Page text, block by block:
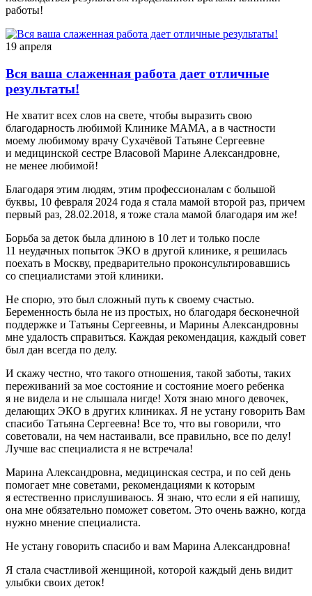
работы!
19 апреля
Вся ваша слаженная работа дает отличные
результаты!
Не хватит всех слов на свете, чтобы выразить свою
благодарность любимой Клинике МАМА, а в частности
моему любимому врачу Сухачёвой Татьяне Сергеевне
и медицинской сестре Власовой Марине Александровне,
не менее любимой!
Благодаря этим людям, этим профессионалам с большой
буквы, 10 февраля 2024 года я стала мамой второй раз, причем
первый раз, 28.02.2018, я тоже стала мамой благодаря им же!
Борьба за деток была длиною в 10 лет и только после
11 неудачных попыток ЭКО в другой клинике, я решилась
поехать в Москву, предварительно проконсультировавшись
со специалистами этой клиники.
Не спорю, это был сложный путь к своему счастью.
Беременность была не из простых, но благодаря бесконечной
поддержке и Татьяны Сергеевны, и Марины Александровны
мне удалость справиться. Каждая рекомендация, каждый совет
был дан всегда по делу.
И скажу честно, что такого отношения, такой заботы, таких
переживаний за мое состояние и состояние моего ребенка
я не видела и не слышала нигде! Хотя знаю много девочек,
делающих ЭКО в других клиниках. Я не устану говорить Вам
спасибо Татьяна Сергеевна! Все то, что вы говорили, что
советовали, на чем настаивали, все правильно, все по делу!
Лучше вас специалиста я не встречала!
Марина Александровна, медицинская сестра, и по сей день
помогает мне советами, рекомендациями к которым
я естественно прислушиваюсь. Я знаю, что если я ей напишу,
она мне обязательно поможет советом. Это очень важно, когда
нужно мнение специалиста.
Не устану говорить спасибо и вам Марина Александровна!
Я стала счастливой женщиной, которой каждый день видит
улыбки своих деток!